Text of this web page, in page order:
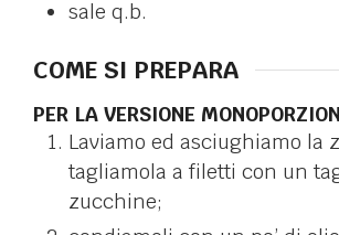
sale q.b.
COME SI PREPARA
PER LA VERSIONE
Laviamo ed asciughiamo la
tagliamola a filetti con un
zucchine;